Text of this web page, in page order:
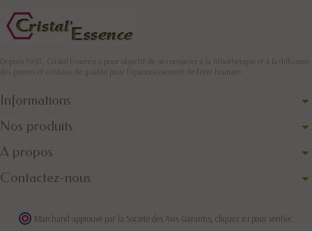
Depuis 1993, Cristal'Essence a pour objectif de se consacrer à la lithothérapie et à la diffusion
des pierres et cristaux de qualité pour l’épanouissement de l’être humain.
Informations
Nos produits
A propos
Contactez-nous
Marchand approuvé par la Société des Avis Garantis, cliquez ici pour vérifier